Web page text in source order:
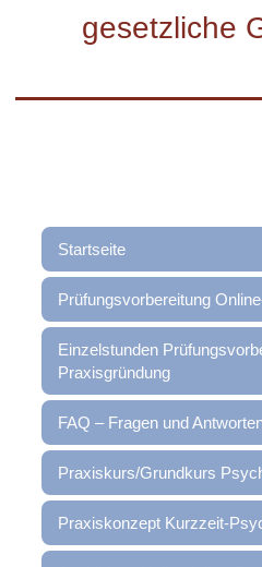
gesetzliche
Startseite
Prüfungsvorbereitung
Einzelstunden
Praxisgründung
FAQ – Fragen und
Praxiskurs/Grundkurs
Praxiskonzept Kurzzeit-